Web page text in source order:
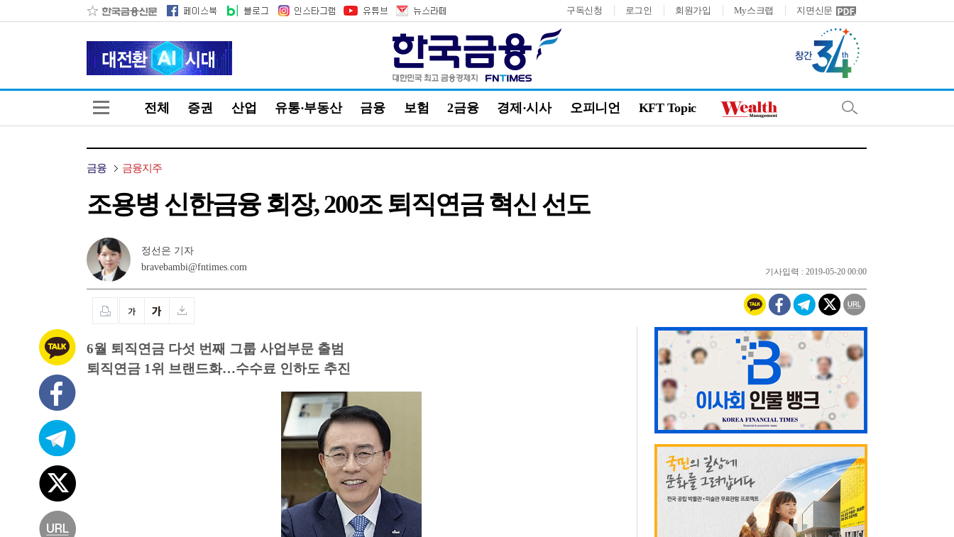
구독신청 로그인 회원가입 My스크랩 지면신문
전체 증권 산업 유통·부동산 금융 보험 2금융 경제·시사 오피니언 KFT Topic
금융 금융지주
조용병 신한금융 회장, 200조 퇴직연금 혁신 선도
정선은 기자
bravebambi@fntimes.com
기사입력 : 2019-05-20 00:00
6월 퇴직연금 다섯 번째 그룹 사업부문 출범
퇴직연금 1위 브랜드화…수수료 인하도 추진